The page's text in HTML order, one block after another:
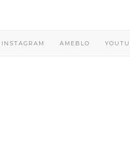
INSTAGRAM AMEBLO